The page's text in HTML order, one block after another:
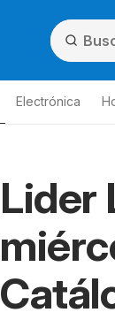
Electrónica
Lider